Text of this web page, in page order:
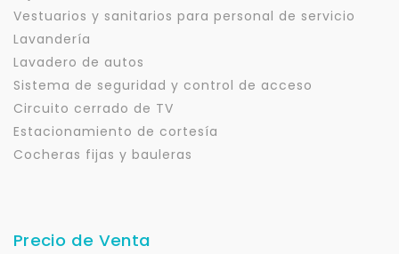
Vestuarios y sanitarios para personal de servicio
Lavandería
Lavadero de autos
Sistema de seguridad y control de acceso
Circuito cerrado de TV
Estacionamiento de cortesía
Cocheras fijas y bauleras
Precio de Venta